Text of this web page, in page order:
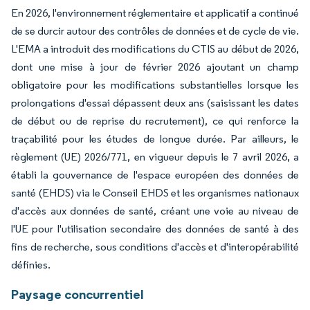
En 2026, l'environnement réglementaire et applicatif a continué
de se durcir autour des contrôles de données et de cycle de vie.
L'EMA a introduit des modifications du CTIS au début de 2026,
dont une mise à jour de février 2026 ajoutant un champ
obligatoire pour les modifications substantielles lorsque les
prolongations d'essai dépassent deux ans (saisissant les dates
de début ou de reprise du recrutement), ce qui renforce la
traçabilité pour les études de longue durée. Par ailleurs, le
règlement (UE) 2026/771, en vigueur depuis le 7 avril 2026, a
établi la gouvernance de l'espace européen des données de
santé (EHDS) via le Conseil EHDS et les organismes nationaux
d'accès aux données de santé, créant une voie au niveau de
l'UE pour l'utilisation secondaire des données de santé à des
fins de recherche, sous conditions d'accès et d'interopérabilité
définies.
Paysage concurrentiel